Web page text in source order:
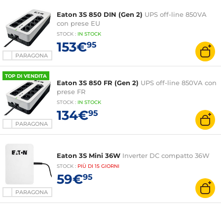
PARAGONA
Eaton 3S 850 DIN (Gen 2) UPS off-line 850VA
con prese EU
STOCK : IN STOCK
153€95
TOP DI VENDITA
PARAGONA
Eaton 3S 850 FR (Gen 2) UPS off-line 850VA con
prese FR
STOCK : IN STOCK
134€95
PARAGONA
Eaton 3S Mini 36W Inverter DC compatto 36W
STOCK : PIÙ DI 15 GIORNI
59€95